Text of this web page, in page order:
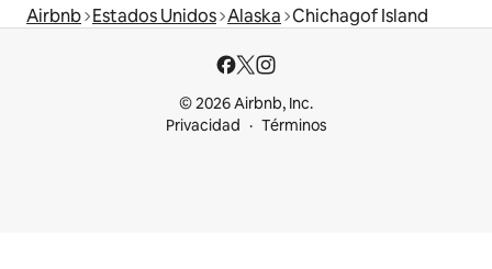
Airbnb Estados Unidos Alaska Chichagof Island
© 2026 Airbnb, Inc.
Privacidad
Términos